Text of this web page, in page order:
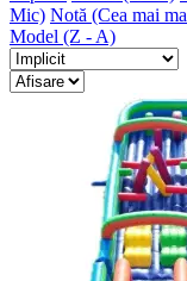
Mic) Notă (Cea mai
Model (Z - A)